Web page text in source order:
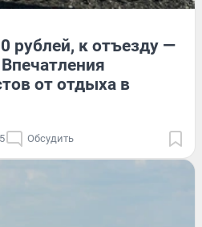
рублей, к отъезду —
от отдыха в
Обсудить